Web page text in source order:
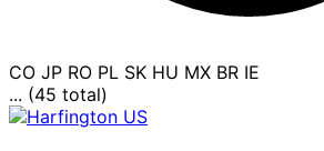
CO JP RO PL SK HU MX BR IE
... (45 total)